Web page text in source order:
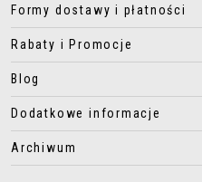
Formy dostawy i płatności
Rabaty i Promocje
Blog
Dodatkowe informacje
Archiwum